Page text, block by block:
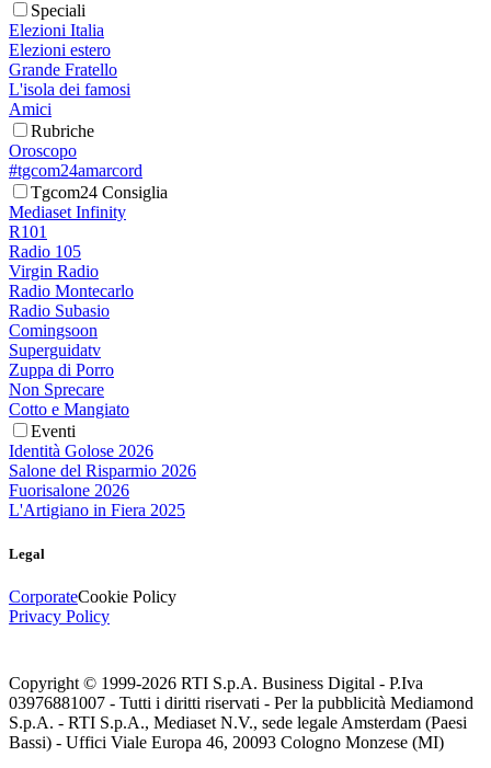
Speciali
Elezioni Italia
Elezioni estero
Grande Fratello
L'isola dei famosi
Amici
Rubriche
Oroscopo
#tgcom24amarcord
Tgcom24 Consiglia
Mediaset Infinity
R101
Radio 105
Virgin Radio
Radio Montecarlo
Radio Subasio
Comingsoon
Superguidatv
Zuppa di Porro
Non Sprecare
Cotto e Mangiato
Eventi
Identità Golose 2026
Salone del Risparmio 2026
Fuorisalone 2026
L'Artigiano in Fiera 2025
Legal
CorporateCookie Policy
Privacy Policy
Copyright © 1999-2026 RTI S.p.A. Business Digital - P.Iva
03976881007 - Tutti i diritti riservati - Per la pubblicità Mediamond
S.p.A. - RTI S.p.A., Mediaset N.V., sede legale Amsterdam (Paesi
Bassi) - Uffici Viale Europa 46, 20093 Cologno Monzese (MI)